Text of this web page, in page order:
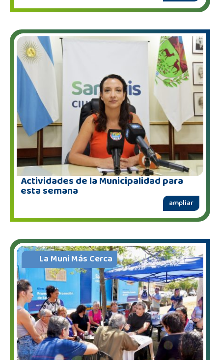
Actividades de la Municipalidad para
esta semana
ampliar
La Muni Más Cerca